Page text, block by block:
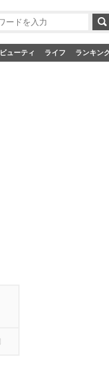
ビューティ ライフ ランキン